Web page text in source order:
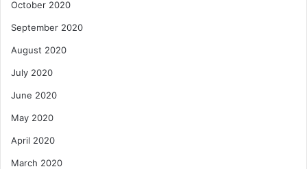
October 2020
September 2020
August 2020
July 2020
June 2020
May 2020
April 2020
March 2020